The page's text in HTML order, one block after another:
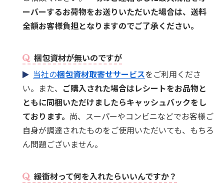
ーバーするお荷物をお送りいただいた場合は、送料
全額お客様負担となりますのでご了承ください。
梱包資材が無いのですが
当社の梱包資材取寄せサービスをご利用くださ
い。また、 ご購入された場合はレシートをお品物と
ともに同梱いただけましたらキャッシュバックをし
ております。 尚、スーパーやコンビニなどでお客様ご
自身が調達されたものをご使用いただいても、もちろ
ん問題ございません。
緩衝材って何を入れたらいいんですか？